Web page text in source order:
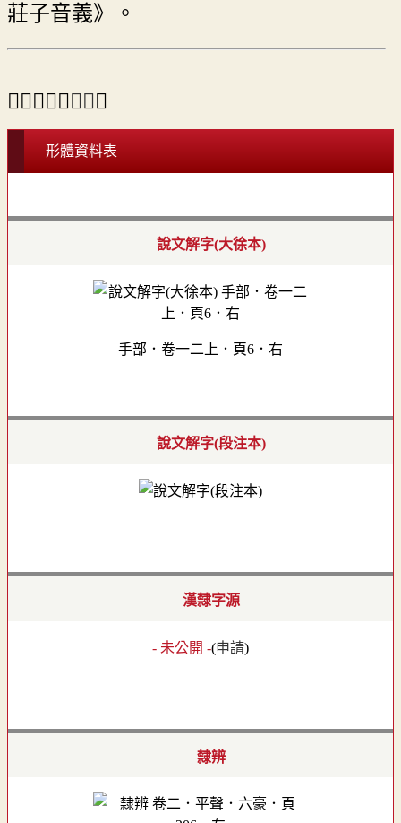
莊子音義》。
⇒「𢫺」之異體。
形體資料表
說文解字(大徐本)
手部．卷一二上．頁6．右
說文解字(段注本)
漢隸字源
- 未公開 -(申請)
隸辨